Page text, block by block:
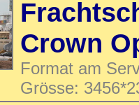
Crown
Format am
Grösse: